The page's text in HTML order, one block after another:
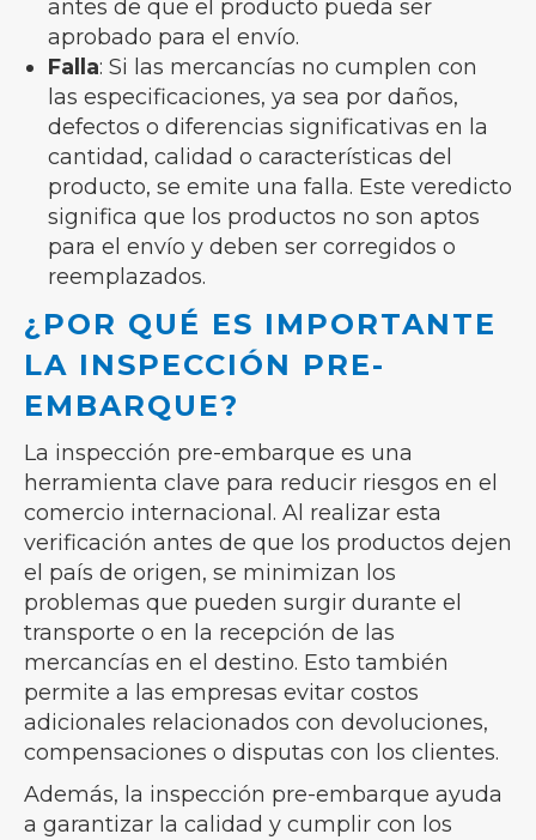
antes de que el producto pueda ser
aprobado para el envío.
Falla: Si las mercancías no cumplen con
las especificaciones, ya sea por daños,
defectos o diferencias significativas en la
cantidad, calidad o características del
producto, se emite una falla. Este veredicto
significa que los productos no son aptos
para el envío y deben ser corregidos o
reemplazados.
¿POR QUÉ ES IMPORTANTE
LA INSPECCIÓN PRE-
EMBARQUE?
La inspección pre-embarque es una
herramienta clave para reducir riesgos en el
comercio internacional. Al realizar esta
verificación antes de que los productos dejen
el país de origen, se minimizan los
problemas que pueden surgir durante el
transporte o en la recepción de las
mercancías en el destino. Esto también
permite a las empresas evitar costos
adicionales relacionados con devoluciones,
compensaciones o disputas con los clientes.
Además, la inspección pre-embarque ayuda
a garantizar la calidad y cumplir con los